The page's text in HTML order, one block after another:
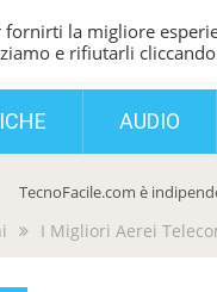
AUDIO
TecnoFacile.com è
I Migliori Aerei
la migliore
e rifiutarli